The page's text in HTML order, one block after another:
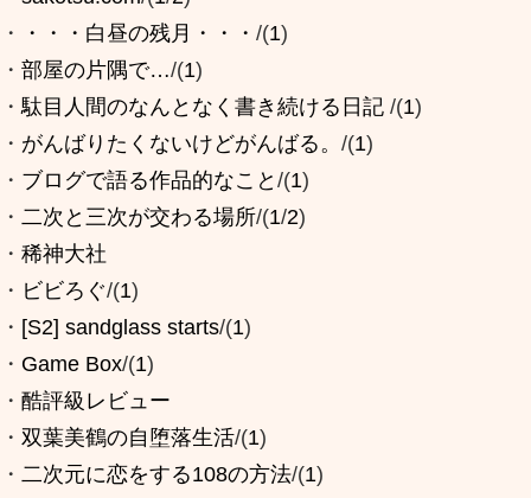
・
・・・白昼の残月・・・ /(1)
・ 部屋の片隅で…/(1)
・駄目人間のなんとなく書き続ける日記 /(1)
・ がんばりたくないけどがんばる。 /(1)
・ ブログで語る作品的なこと /(1)
・ 二次と三次が交わる場所/(1/2)
・ 稀神大社
・ ビビろぐ/(1)
・ [S2] sandglass starts/(1)
・ Game Box/(1)
・ 酷評級レビュー
・ 双葉美鶴の自堕落生活/(1)
・ 二次元に恋をする108の方法/(1)